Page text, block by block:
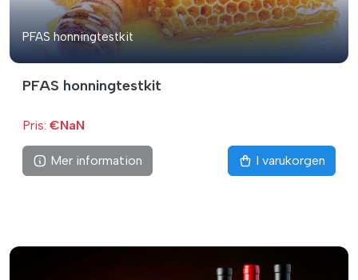
PFAS honningtestkit
PFAS honningtestkit
Pris: €NaN
Mer information I varukorgen